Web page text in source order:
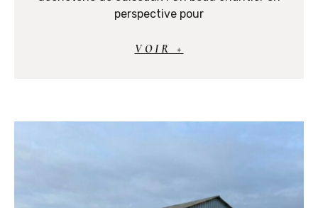
perspective pour
VOIR +